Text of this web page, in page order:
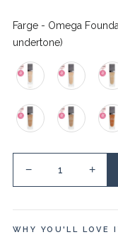
Farge - Omega
undertone)
− +
WHY YOU'LL LOVE